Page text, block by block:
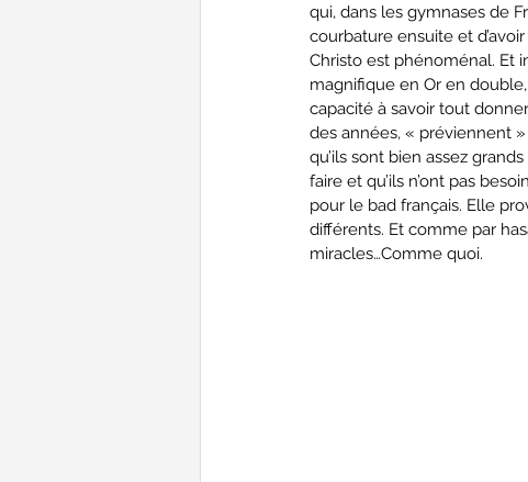
qui, dans les gymnases de
courbature ensuite et
Christo est phénoménal. Et
magnifique en Or en
capacité à savoir tout
des années, « préviennent
qu’ils sont bien assez
faire et qu’ils n’ont pas
pour le bad français. Elle
différents. Et comme par
miracles…Comme quoi.